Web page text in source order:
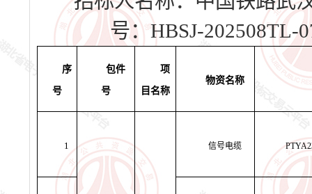
号：HBSJ-202508TL-
序
号
包件
号
项
目名称
物资名称
1 信号电缆